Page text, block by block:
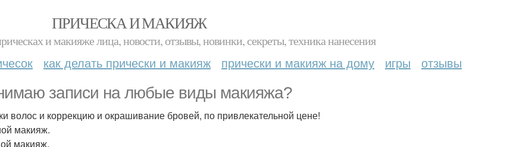
ПРИЧЕСКА И МАКИЯЖ
и макияже лица, новости, отзывы, новинки, секреты, техника нанесения
как делать прически и макияж прически и макияж на дому игры отзывы
записи на любые виды макияжа?
волос и коррекцию и окрашивание бровей, по привлекательной цене!
макияж.
макияж.